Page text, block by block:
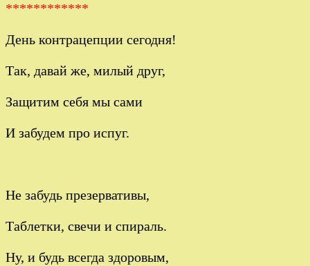
************
День контрацепции сегодня!
Так, давай же, милый друг,
Защитим себя мы сами
И забудем про испуг.
Не забудь презервативы,
Таблетки, свечи и спираль.
Ну, и будь всегда здоровым,